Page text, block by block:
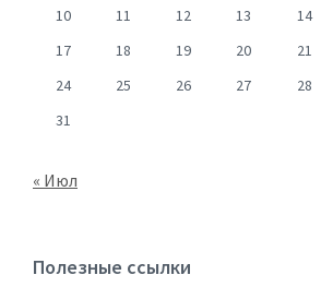
10
11 12 13 14
17
18 19 20 21
24
25 26 27 28
31
« Июл
Полезные ссылки